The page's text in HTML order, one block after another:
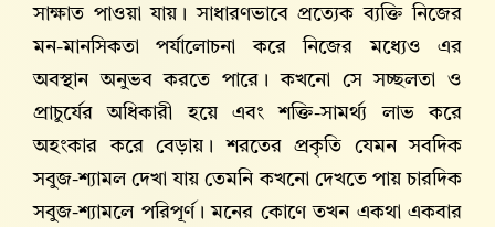
সাক্ষাত পাওয়া যায়। সাধারণভাবে প্রত্যেক ব্যক্তি নিজের
মন-মানসিকতা পর্যালোচনা করে নিজের মধ্যেও এর
অবস্থান অনুভব করতে পারে। কখনো সে সচ্ছলতা ও
প্রাচুর্যের অধিকারী হয়ে এবং শক্তি-সামর্থ্য লাভ করে
অহংকার করে বেড়ায়। শরতের প্রকৃতি যেমন সবদিক
সবুজ-শ্যামল দেখা যায় তেমনি কখনো দেখতে পায় চারদিক
সবুজ-শ্যামলে পরিপূর্ণ। মনের কোণে তখন একথা একবার